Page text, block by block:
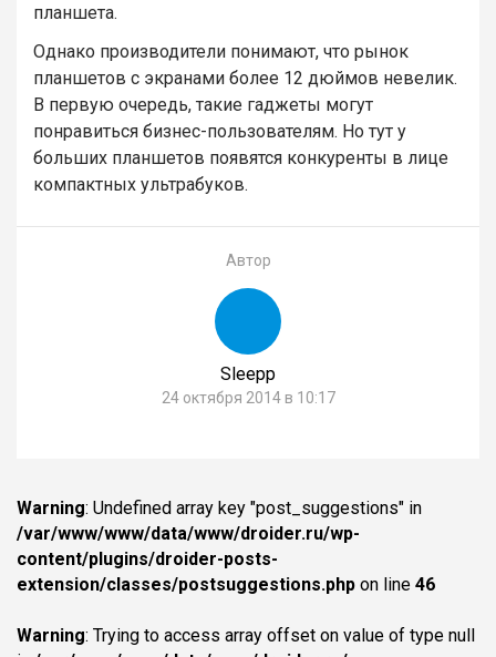
планшета.
Однако производители понимают, что рынок
планшетов с экранами более 12 дюймов невелик.
В первую очередь, такие гаджеты могут
понравиться бизнес-пользователям. Но тут у
больших планшетов появятся конкуренты в лице
компактных ультрабуков.
Автор
Sleepp
24 октября 2014 в 10:17
Warning: Undefined array key "post_suggestions" in
/var/www/www/data/www/droider.ru/wp-
content/plugins/droider-posts-
extension/classes/postsuggestions.php on line 46
Warning: Trying to access array offset on value of type null